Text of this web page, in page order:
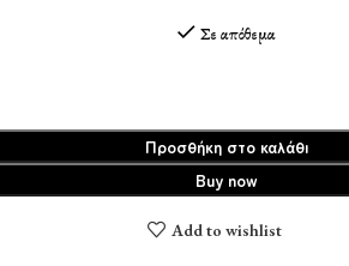
Σε απόθεμα
Προσθήκη στο καλάθι
Buy now
Add to wishlist